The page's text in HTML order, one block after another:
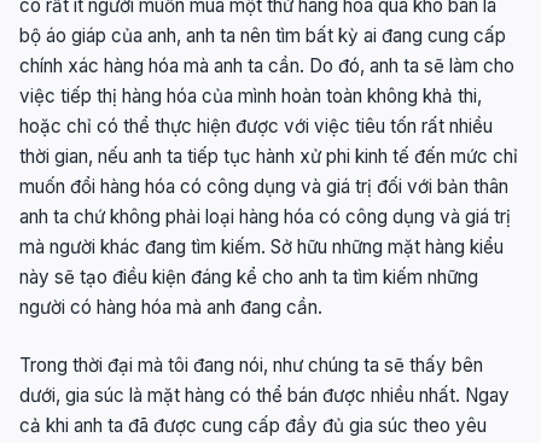
có rất ít người muốn mua một thứ hàng hóa quá khó bán là
bộ áo giáp của anh, anh ta nên tìm bất kỳ ai đang cung cấp
chính xác hàng hóa mà anh ta cần. Do đó, anh ta sẽ làm cho
việc tiếp thị hàng hóa của mình hoàn toàn không khả thi,
hoặc chỉ có thể thực hiện được với việc tiêu tốn rất nhiều
thời gian, nếu anh ta tiếp tục hành xử phi kinh tế đến mức chỉ
muốn đổi hàng hóa có công dụng và giá trị đối với bản thân
anh ta chứ không phải loại hàng hóa có công dụng và giá trị
mà người khác đang tìm kiếm. Sở hữu những mặt hàng kiểu
này sẽ tạo điều kiện đáng kể cho anh ta tìm kiếm những
người có hàng hóa mà anh đang cần.
Trong thời đại mà tôi đang nói, như chúng ta sẽ thấy bên
dưới, gia súc là mặt hàng có thể bán được nhiều nhất. Ngay
cả khi anh ta đã được cung cấp đầy đủ gia súc theo yêu